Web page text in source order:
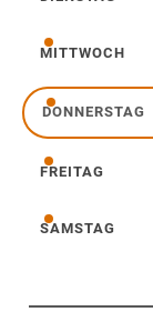
Dienstag
Mittwoch
MITTWOCH
Donnerstag
DONNERSTAG
Freitag
FREITAG
Samstag
SAMSTAG